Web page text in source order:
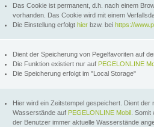
Das Cookie ist permanent, d.h. nach einem
vorhanden. Das Cookie wird mit einem
Die Einstellung erfolgt hier bzw. bei https://
Dient der Speicherung von Pegelfavoriten auf
Die Funktion existiert nur auf PEGELONLINE
Die Speicherung erfolgt im "Local Storage"
Hier wird ein Zeitstempel gespeichert. Dient der
Wasserstände auf PEGELONLINE Mobil .
der Benutzer immer aktuelle Wasserstände